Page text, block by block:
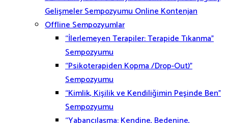
Gelişmeler Sempozyumu Online Kontenjan
Offline Sempozyumlar
“İlerlemeyen Terapiler: Terapide Tıkanma”
Sempozyumu
“Psikoterapiden Kopma /Drop-Out)”
Sempozyumu
“Kimlik, Kişilik ve Kendiliğimin Peşinde Ben”
Sempozyumu